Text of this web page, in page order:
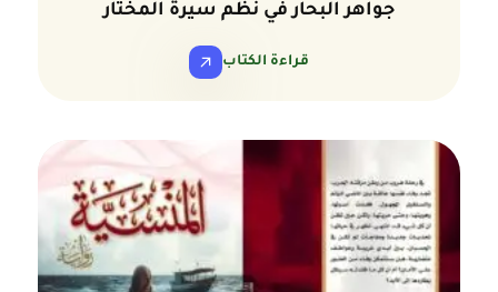
جواهر البحار في نظم سيرة المختار
قراءة الكتاب